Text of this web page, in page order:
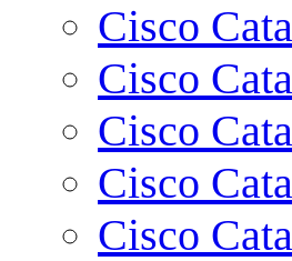
Cisco
Cisco
Cisco
Cisco
Cisco